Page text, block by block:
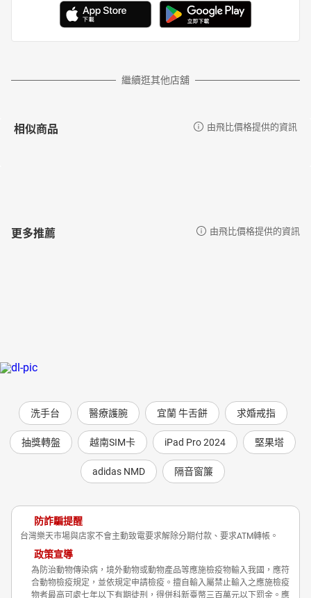
繼續逛其他店舖
相似商品 由飛比價格提供的資訊
更多推薦 由飛比價格提供的資訊
洗手台 醫療護腕 宜蘭 牛舌餅 求婚戒指
抽獎轉盤 越南SIM卡 iPad Pro 2024 堅果塔
adidas NMD 隔音窗簾
防詐騙提醒
台灣樂天市場與店家不會主動致電要求解除分期付款、要求ATM轉帳。
政策宣導
為防治動物傳染病，境外動物或動物產品等應施檢疫物輸入我國，應符
合動物檢疫規定，並依規定申請檢疫。擅自輸入屬禁止輸入之應施檢疫
物者最高可處七年以下有期徒刑，得併科新臺幣三百萬元以下罰金。應